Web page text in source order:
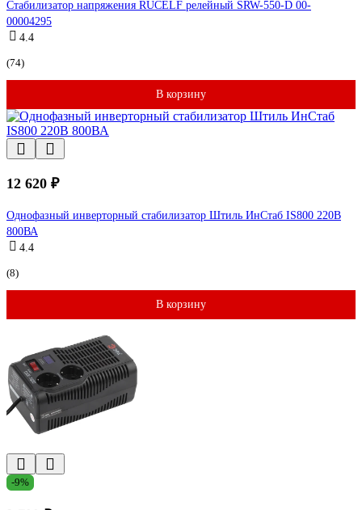
Стабилизатор напряжения RUCELF релейный SRW-550-D 00-
00004295
4.4
(74)
В корзину
12 620 ₽
Однофазный инверторный стабилизатор Штиль ИнСтаб IS800 220В
800ВА
4.4
(8)
В корзину
-9%